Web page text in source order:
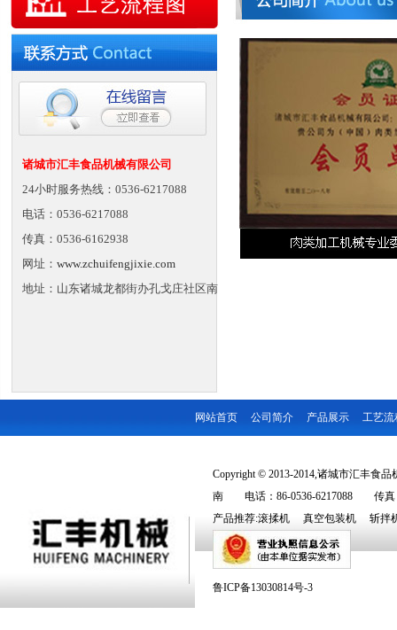
诸城市汇丰食品机械有限公司
24小时服务热线：0536-6217088
电话：0536-6217088
传真：0536-6162938
网址： www.zchuifengjixie.com
地址：山东诸城龙都街办孔戈庄社区南
网站首页 公司简介 产品展示 工艺流
Copyright © 2013-2014,诸城市汇丰食
南 电话：86-0536-6217088 传真：
产品推荐:滚揉机 真空包装机 斩拌
鲁ICP备13030814号-3